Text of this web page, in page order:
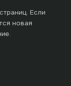
страниц. Если
новая